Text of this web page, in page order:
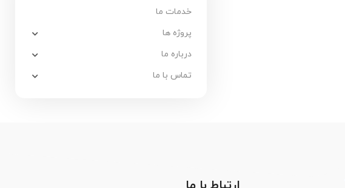
خدمات ما
پروژه ها
درباره ما
تماس با ما